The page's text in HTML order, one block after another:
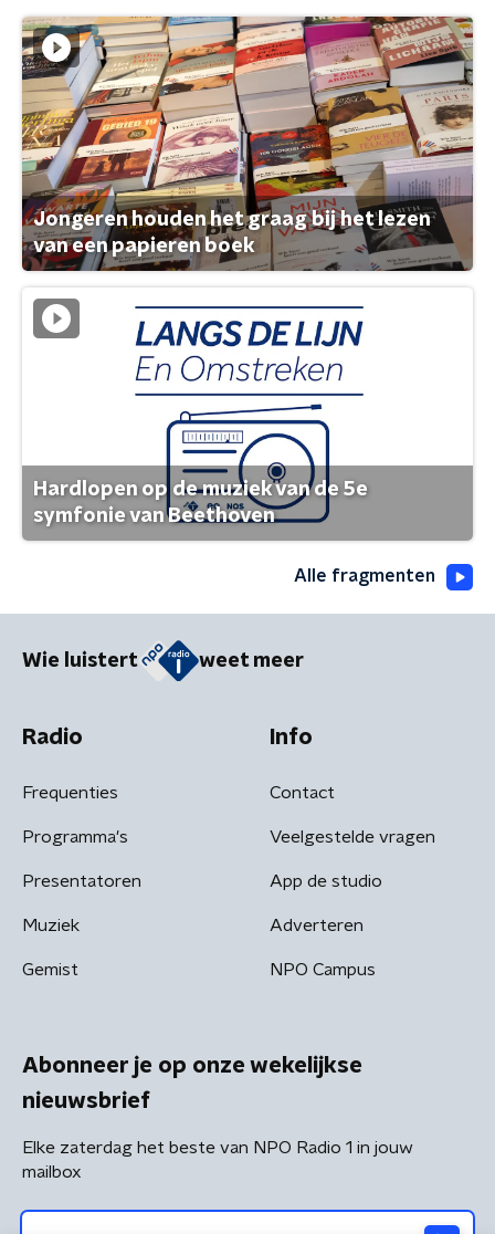
Jongeren houden het graag bij het lezen
van een papieren boek
Hardlopen op de muziek van de 5e
symfonie van Beethoven
Alle fragmenten
Wie luistert weet meer
Radio
Frequenties
Programma's
Presentatoren
Muziek
Gemist
Info
Contact
Veelgestelde vragen
App de studio
Adverteren
NPO Campus
Abonneer je op onze wekelijkse
nieuwsbrief
Elke zaterdag het beste van NPO Radio 1 in jouw
mailbox